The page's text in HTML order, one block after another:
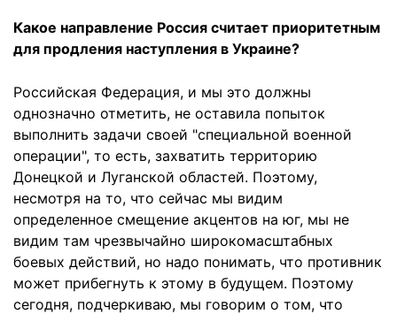
Какое направление Россия считает приоритетным
для продления наступления в Украине?
Российская Федерация, и мы это должны
однозначно отметить, не оставила попыток
выполнить задачи своей "специальной военной
операции", то есть, захватить территорию
Донецкой и Луганской областей. Поэтому,
несмотря на то, что сейчас мы видим
определенное смещение акцентов на юг, мы не
видим там чрезвычайно широкомасштабных
боевых действий, но надо понимать, что противник
может прибегнуть к этому в будущем. Поэтому
сегодня, подчеркиваю, мы говорим о том, что